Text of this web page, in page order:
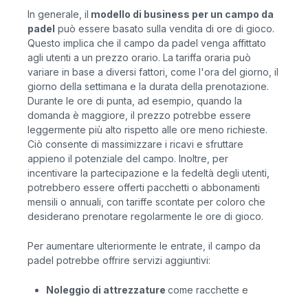
In generale, il modello di business per un campo da
padel può essere basato sulla vendita di ore di gioco.
Questo implica che il campo da padel venga affittato
agli utenti a un prezzo orario. La tariffa oraria può
variare in base a diversi fattori, come l'ora del giorno, il
giorno della settimana e la durata della prenotazione.
Durante le ore di punta, ad esempio, quando la
domanda è maggiore, il prezzo potrebbe essere
leggermente più alto rispetto alle ore meno richieste.
Ciò consente di massimizzare i ricavi e sfruttare
appieno il potenziale del campo. Inoltre, per
incentivare la partecipazione e la fedeltà degli utenti,
potrebbero essere offerti pacchetti o abbonamenti
mensili o annuali, con tariffe scontate per coloro che
desiderano prenotare regolarmente le ore di gioco.
Per aumentare ulteriormente le entrate, il campo da
padel potrebbe offrire servizi aggiuntivi:
Noleggio di attrezzature come racchette e